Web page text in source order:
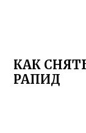
КАК
РАПИД